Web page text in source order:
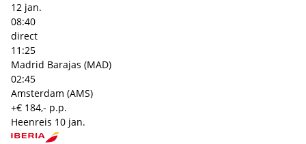
12 jan.
08:40
direct
11:25
Madrid Barajas (MAD)
02:45
Amsterdam (AMS)
+€ 184,- p.p.
Heenreis 10 jan.